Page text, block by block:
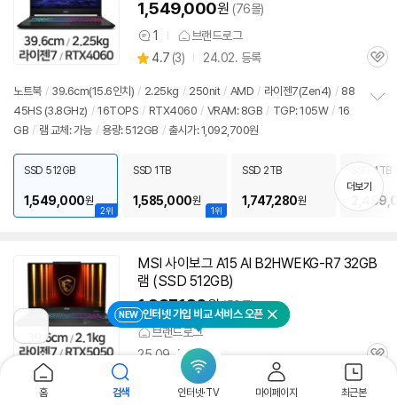
1,549,000원 (76몰)
상
품
견
1 브랜드로그
별
점
4.7 (상
리
뷰
3) 24.02. 등록
관
노트북 / 39.6cm(15.6인치) / 2.25kg / 250nit / AMD / 라이젠7(Zen4) / 88
45HS (3.8GHz) / 16TOPS / RTX4060 / VRAM: 8GB / TGP: 105W / 16
GB / 램 교체: 가능 / 용량: 512GB / 출시가: 1,092,700원
치
기
2위
SSD 512GB
1,549,000원
1위
SSD 1TB
1,585,000원
SSD 2TB
1,747,280원
SSD 4TB
더보기
MSI 사이보그 A15 AI B2HWEKG-R7 32GB
램 (SSD 512GB)
1,637,120원 (50몰)
브랜드로그
25.09. 등록
관
노트북 / 39.6cm(15.6인치) 250nit / 라이젠7(Zen4) 260
전
페
이
지
NEW 인터넷 가입 비교 서비스 오픈 닫기
홈 검색 인터넷·TV 마이페이지 최근본